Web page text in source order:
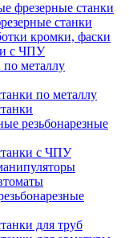
фрезерные станки
станки
кромки, фаски
с ЧПУ
по металлу
по металлу
резьбонарезные
с ЧПУ
для труб